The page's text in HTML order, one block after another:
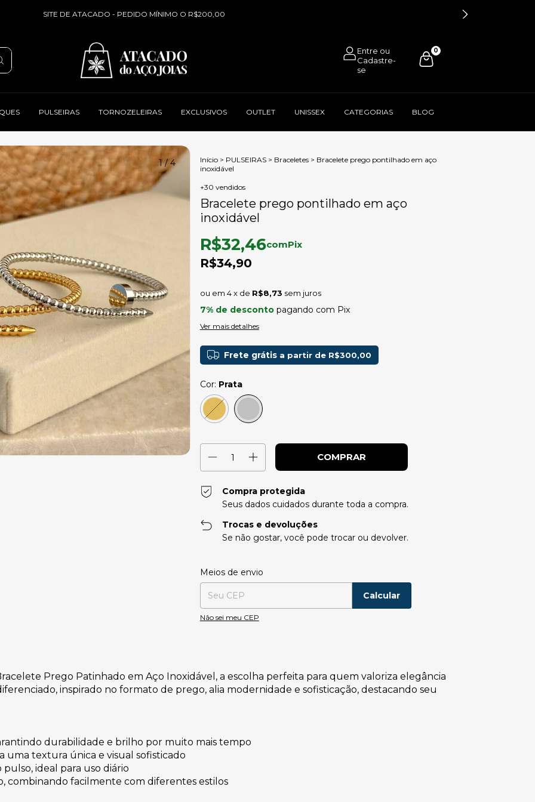
SITE DE ATACADO - PEDIDO MÍNIMO O R$200,00
0
PULSEIRAS TORNOZELEIRAS EXCLUSIVOS OUTLET UNISSEX CATEGORIAS BLOG
1/4 Início > PULSEIRAS > Braceletes > Bracelete prego pontilhado em aço
inoxidável
+30 vendidos
Bracelete prego pontilhado em aço
inoxidável
R$34,90
R$32,46comPix
4 x de R$8,73 sem juros
7% de descontopagando com Pix
Ver mais detalhes
Frete grátis a partir de R$300,00
Cor: Prata
Compra protegida
Seus dados cuidados durante toda a compra.
Trocas e devoluções
Se não gostar, você pode trocar ou devolver.
Entregas para o CEP:
Meios de envio
Calcular
Não sei meu CEP
Prego Patinhado em Aço Inoxidável, a escolha perfeita para quem valoriza elegância
inspirado no formato de prego, alia modernidade e sofisticação, destacando seu
durabilidade e brilho por muito mais tempo
textura única e visual sofisticado
ideal para uso diário
combinando facilmente com diferentes estilos